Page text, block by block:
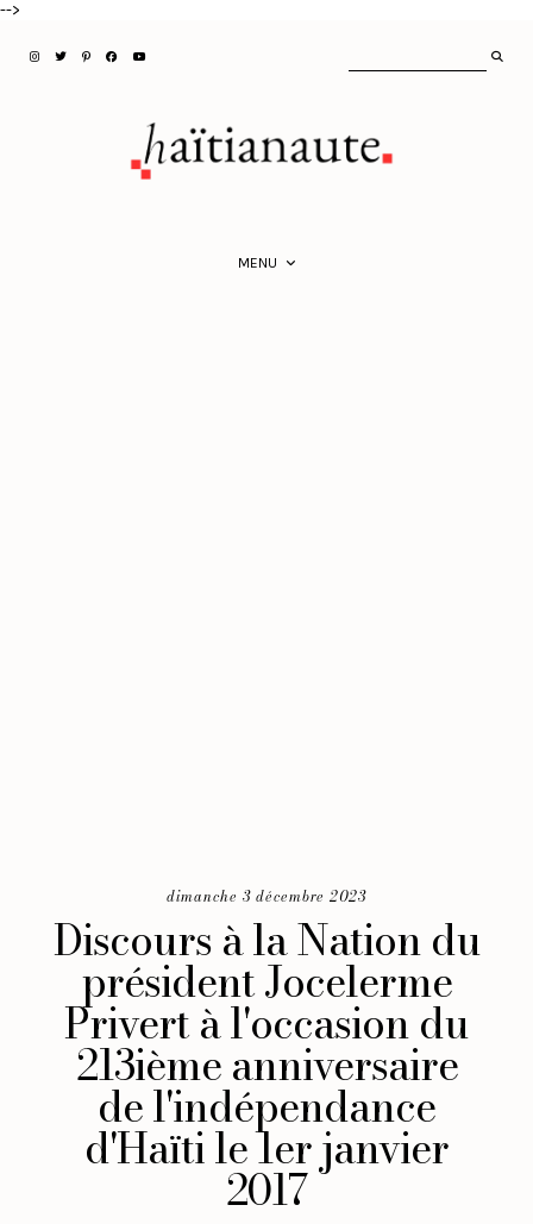
-->
MENU
dimanche 3 décembre 2023
Discours à la Nation du
président Jocelerme
Privert à l'occasion du
213ième anniversaire
de l'indépendance
d'Haïti le 1er janvier
2017